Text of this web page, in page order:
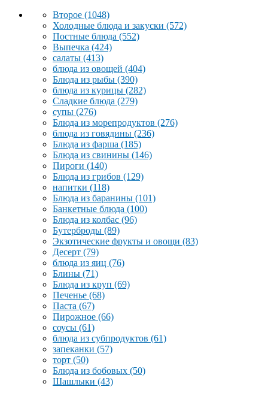
Второе (1048)
Холодные блюда и закуски (572)
Постные блюда (552)
Выпечка (424)
салаты (413)
блюда из овощей (404)
Блюда из рыбы (390)
блюда из курицы (282)
Сладкие блюда (279)
супы (276)
Блюда из морепродуктов (276)
блюда из говядины (236)
Блюда из фарша (185)
Блюда из свинины (146)
Пироги (140)
Блюда из грибов (129)
напитки (118)
Блюда из баранины (101)
Банкетные блюда (100)
Блюда из колбас (96)
Бутерброды (89)
Экзотические фрукты и овощи (83)
Десерт (79)
блюда из яиц (76)
Блины (71)
Блюда из круп (69)
Печенье (68)
Паста (67)
Пирожное (66)
соусы (61)
блюда из субпродуктов (61)
запеканки (57)
торт (50)
Блюда из бобовых (50)
Шашлыки (43)